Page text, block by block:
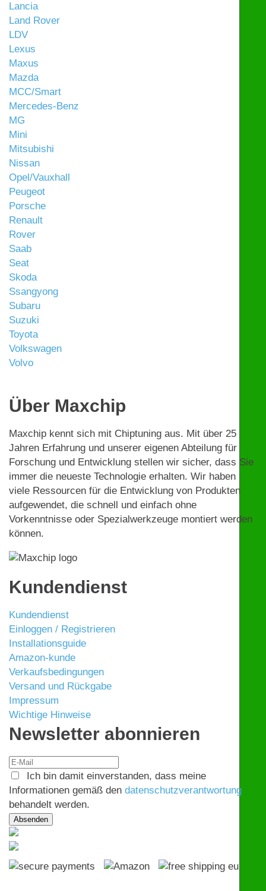
Lancia
Land Rover
LDV
Lexus
Maxus
Mazda
MCC/Smart
Mercedes-Benz
MG
Mini
Mitsubishi
Nissan
Opel/Vauxhall
Peugeot
Porsche
Renault
Rover
Saab
Seat
Skoda
Ssangyong
Subaru
Suzuki
Toyota
Volkswagen
Volvo
Über Maxchip
Maxchip kennt sich mit Chiptuning aus. Mit über 25
Jahren Erfahrung und unserer eigenen Abteilung für
Forschung und Entwicklung stellen wir sicher, dass Sie
immer die neueste Technologie erhalten. Wir haben
viele Ressourcen für die Entwicklung von Produkten
aufgewendet, die schnell und einfach ohne
Vorkenntnisse oder Spezialwerkzeuge montiert werden
können.
Kundendienst
Kundendienst
Einloggen / Registrieren
Installationsguide
Amazon-kunde
Verkaufsbedingungen
Versand und Rückgabe
Impressum
Wichtige Hinweise
Newsletter abonnieren
Ich bin damit einverstanden, dass meine
Informationen gemäß den datenschutzverantwortung
behandelt werden.